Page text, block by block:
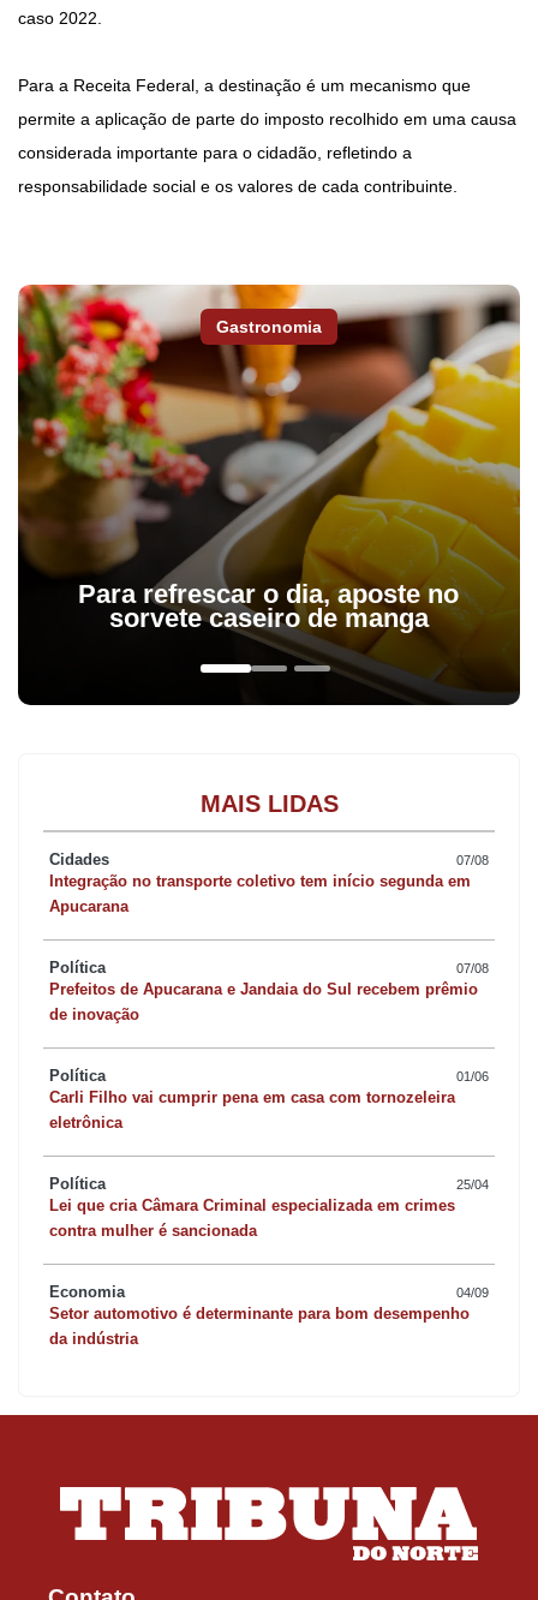
caso 2022.
Para a Receita Federal, a destinação é um mecanismo que
permite a aplicação de parte do imposto recolhido em uma causa
considerada importante para o cidadão, refletindo a
responsabilidade social e os valores de cada contribuinte.
Gastronomia
Para refrescar o dia, aposte no
sorvete caseiro de manga
MAIS LIDAS
Cidades 07/08
Integração no transporte coletivo tem início segunda em
Apucarana
Política 07/08
Prefeitos de Apucarana e Jandaia do Sul recebem prêmio
de inovação
Política 01/06
Carli Filho vai cumprir pena em casa com tornozeleira
eletrônica
Política 25/04
Lei que cria Câmara Criminal especializada em crimes
contra mulher é sancionada
Economia 04/09
Setor automotivo é determinante para bom desempenho
da indústria